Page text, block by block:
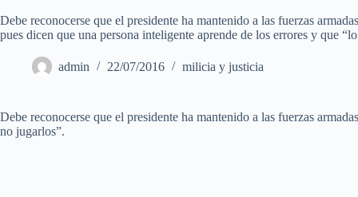
Debe reconocerse que el presidente ha mantenido a las fuerzas
pues dicen que una persona inteligente aprende de los errores y que
admin 22/07/2016 milicia y justicia
Debe reconocerse que el presidente ha mantenido a las fuerzas
no jugarlos”.